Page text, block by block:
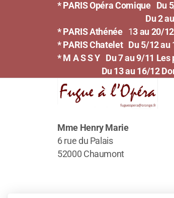
* PARIS Opéra Comique
Du
Du 2 au 12
* PARIS Athénée 13 au 20/
* PARIS Chatelet
Du 5/12
* M A S S Y
Du 7 au 9/11
Du 13 au 16/12 Don
Mme Henry Marie
6 rue du Palais
52000 Chaumont